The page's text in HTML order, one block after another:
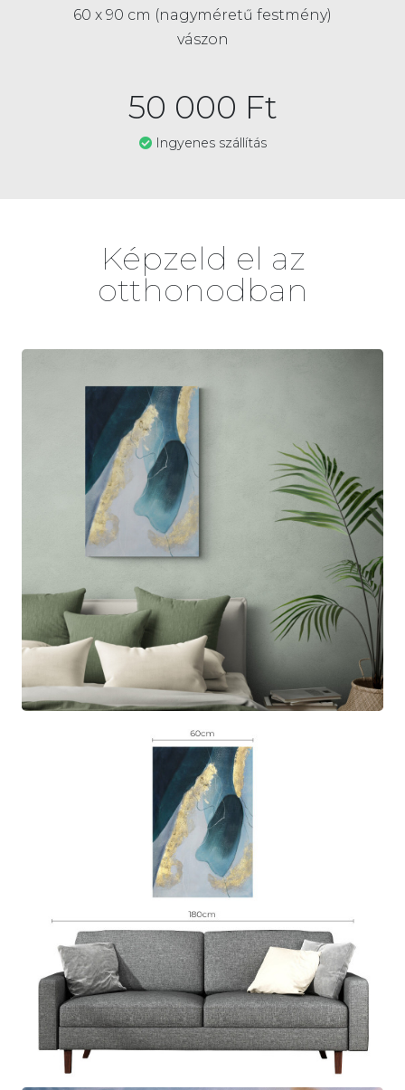
60 x 90 cm (nagyméretű festmény)
vászon
50 000 Ft
Ingyenes szállítás
Képzeld el az
otthonodban